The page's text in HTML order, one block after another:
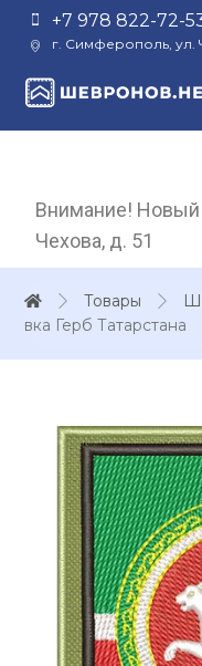
+7 978 822-72-
г. Симферополь, ул.
Внимание! Новый
Чехова, д. 51
Товары
вка Герб Татарстана